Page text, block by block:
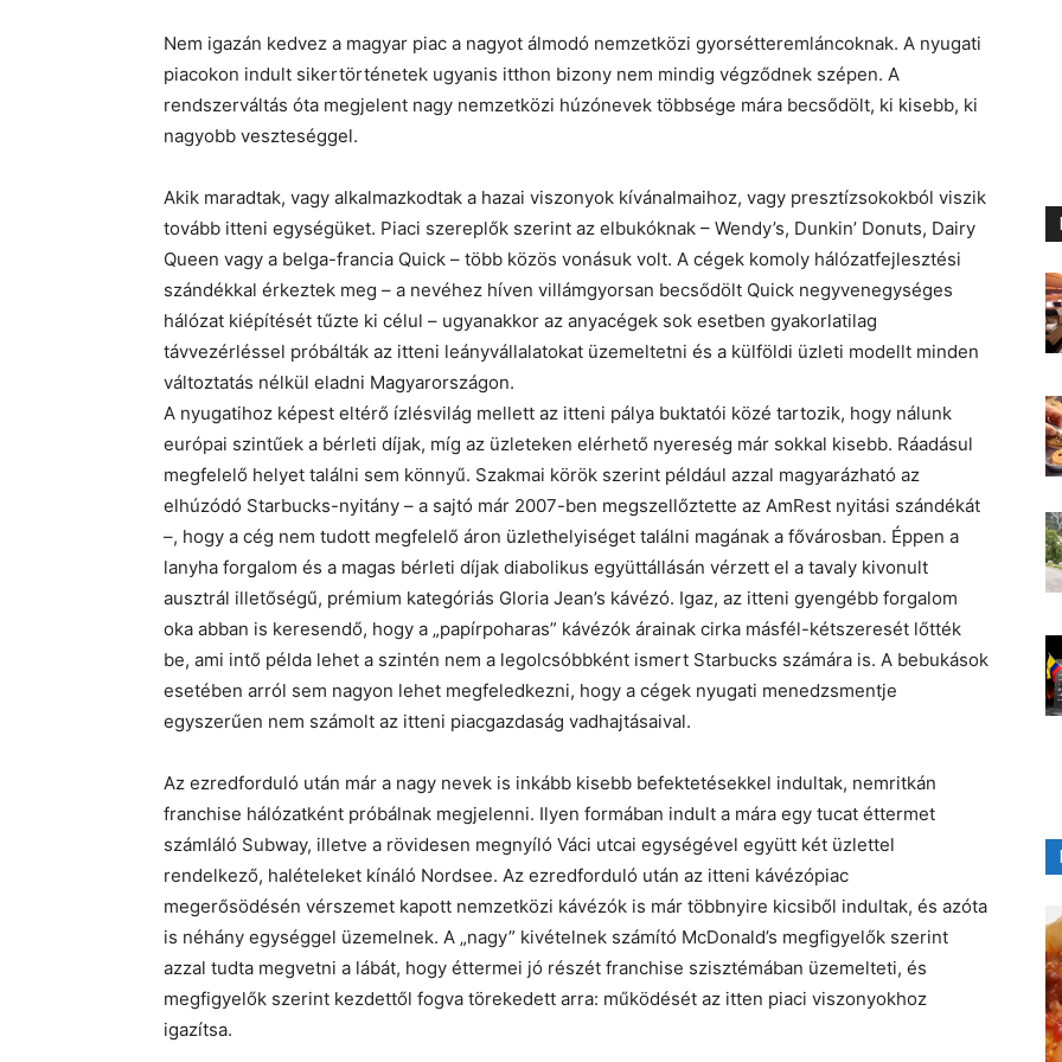
Nem igazán kedvez a magyar piac a nagyot álmodó nemzetközi gyorsétteremláncoknak. A nyugati
piacokon indult sikertörténetek ugyanis itthon bizony nem mindig végződnek szépen. A
rendszerváltás óta megjelent nagy nemzetközi húzónevek többsége mára becsődölt, ki kisebb, ki
nagyobb veszteséggel.
Akik maradtak, vagy alkalmazkodtak a hazai viszonyok kívánalmaihoz, vagy presztízsokokból viszik
tovább itteni egységüket. Piaci szereplők szerint az elbukóknak – Wendy’s, Dunkin’ Donuts, Dairy
Queen vagy a belga-francia Quick – több közös vonásuk volt. A cégek komoly hálózatfejlesztési
szándékkal érkeztek meg – a nevéhez híven villámgyorsan becsődölt Quick negyvenegységes
hálózat kiépítését tűzte ki célul – ugyanakkor az anyacégek sok esetben gyakorlatilag
távvezérléssel próbálták az itteni leányvállalatokat üzemeltetni és a külföldi üzleti modellt minden
változtatás nélkül eladni Magyarországon.
A nyugatihoz képest eltérő ízlésvilág mellett az itteni pálya buktatói közé tartozik, hogy nálunk
európai szintűek a bérleti díjak, míg az üzleteken elérhető nyereség már sokkal kisebb. Ráadásul
megfelelő helyet találni sem könnyű. Szakmai körök szerint például azzal magyarázható az
elhúzódó Starbucks-nyitány – a sajtó már 2007-ben megszellőztette az AmRest nyitási szándékát
–, hogy a cég nem tudott megfelelő áron üzlethelyiséget találni magának a fővárosban. Éppen a
lanyha forgalom és a magas bérleti díjak diabolikus együttállásán vérzett el a tavaly kivonult
ausztrál illetőségű, prémium kategóriás Gloria Jean’s kávézó. Igaz, az itteni gyengébb forgalom
oka abban is keresendő, hogy a „papírpoharas” kávézók árainak cirka másfél-kétszeresét lőtték
be, ami intő példa lehet a szintén nem a legolcsóbbként ismert Starbucks számára is. A bebukások
esetében arról sem nagyon lehet megfeledkezni, hogy a cégek nyugati menedzsmentje
egyszerűen nem számolt az itteni piacgazdaság vadhajtásaival.
Az ezredforduló után már a nagy nevek is inkább kisebb befektetésekkel indultak, nemritkán
franchise hálózatként próbálnak megjelenni. Ilyen formában indult a mára egy tucat éttermet
számláló Subway, illetve a rövidesen megnyíló Váci utcai egységével együtt két üzlettel
rendelkező, halételeket kínáló Nordsee. Az ezredforduló után az itteni kávézópiac
megerősödésén vérszemet kapott nemzetközi kávézók is már többnyire kicsiből indultak, és azóta
is néhány egységgel üzemelnek. A „nagy” kivételnek számító McDonald’s megfigyelők szerint
azzal tudta megvetni a lábát, hogy éttermei jó részét franchise szisztémában üzemelteti, és
megfigyelők szerint kezdettől fogva törekedett arra: működését az itten piaci viszonyokhoz
igazítsa.